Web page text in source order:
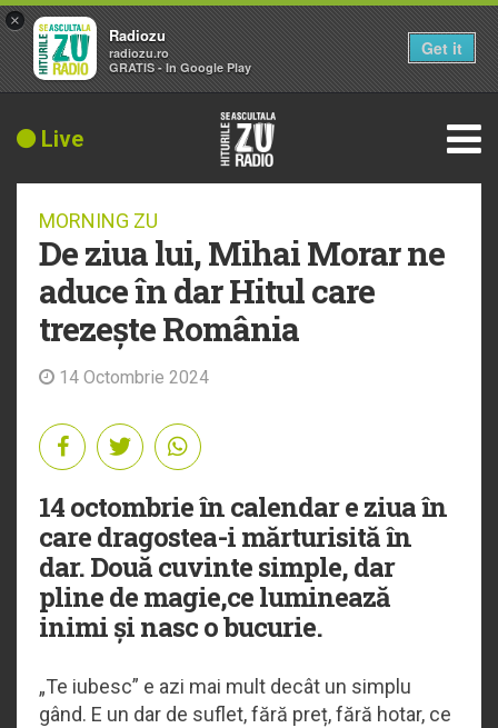
Live
MORNING ZU
De ziua lui, Mihai Morar ne
aduce în dar Hitul care
trezește România
14 Octombrie 2024
14 octombrie în calendar e ziua în
care dragostea-i mărturisită în
dar. Două cuvinte simple, dar
pline de magie,ce luminează
inimi și nasc o bucurie.
„Te iubesc” e azi mai mult decât un simplu
gând. E un dar de suflet, fără preț, fără hotar, ce
×
Radiozu
radiozu.ro
GRATIS - In Google Play
Get it